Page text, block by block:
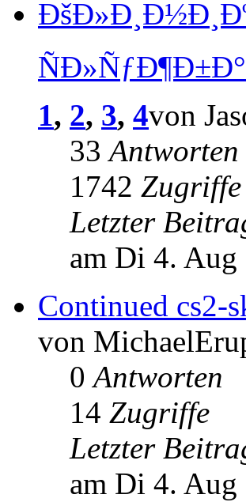
1, 2, 3, 4von
33Antworten
1742 Zugriffe
Letzter
am Di 4.
Continued cs2-
von
0Antworten
14 Zugriffe
Letzter
am Di 4.